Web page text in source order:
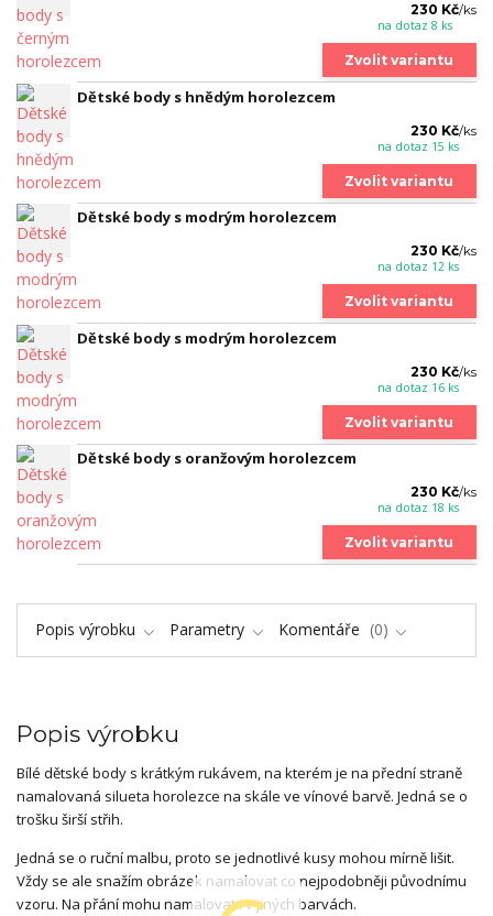
230 Kč/ks
na dotaz 8 ks
Zvolit variantu
Dětské body s hnědým horolezcem
230 Kč/ks
na dotaz 15 ks
Zvolit variantu
Dětské body s modrým horolezcem
230 Kč/ks
na dotaz 12 ks
Zvolit variantu
Dětské body s modrým horolezcem
230 Kč/ks
na dotaz 16 ks
Zvolit variantu
Dětské body s oranžovým horolezcem
230 Kč/ks
na dotaz 18 ks
Zvolit variantu
Popis výrobku Parametry Komentáře 0
Popis výrobku
Bílé dětské body s krátkým rukávem, na kterém je na přední straně
namalovaná silueta horolezce na skále ve vínové barvě. Jedná se o
trošku širší střih.
Jedná se o ruční malbu, proto se jednotlivé kusy mohou mírně lišit.
Vždy se ale snažím obrázek namalovat co nejpodobněji původnímu
vzoru. Na přání mohu namalovat i v jiných barvách.